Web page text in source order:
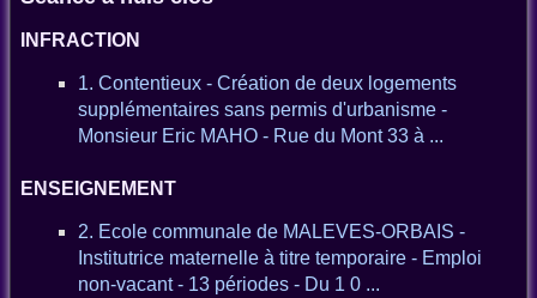
INFRACTION
1. Contentieux - Création de deux logements
supplémentaires sans permis d'urbanisme -
Monsieur Eric MAHO - Rue du Mont 33 à ...
ENSEIGNEMENT
2. Ecole communale de MALEVES-ORBAIS -
Institutrice maternelle à titre temporaire - Emploi
non-vacant - 13 périodes - Du 1 0 ...